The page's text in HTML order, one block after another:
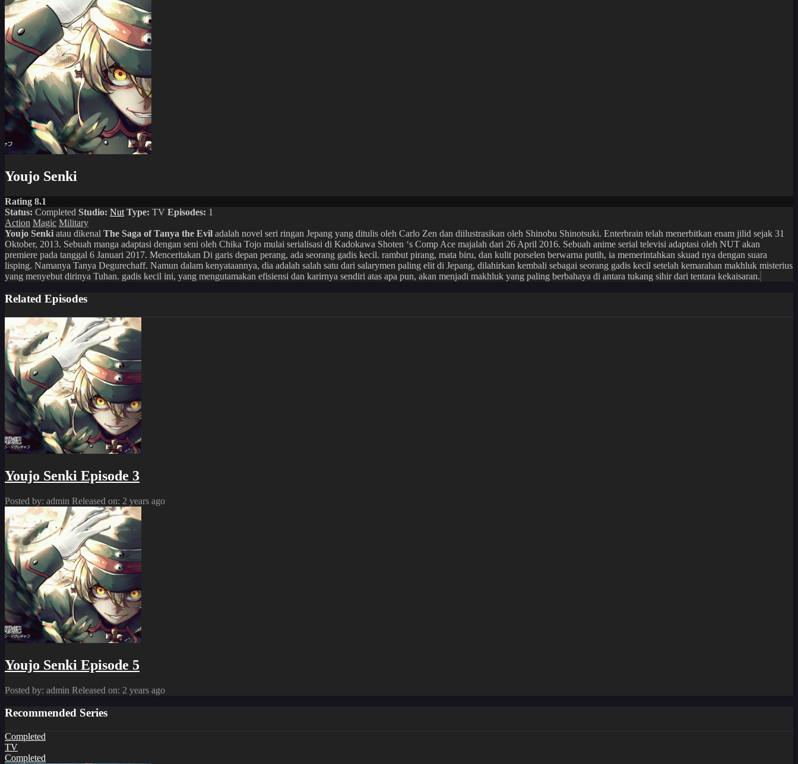
Youjo Senki
Rating 8.1
Status: Completed Studio: Nut Type: TV Episodes: 1
Action Magic Military
Youjo Senki atau dikenal The Saga of Tanya the Evil adalah novel seri ringan Jepang yang ditulis oleh Carlo Zen dan diilustrasikan oleh Shinobu Shinotsuki. Enterbrain telah menerbitkan enam jilid sejak 31
Oktober, 2013. Sebuah manga adaptasi dengan seni oleh Chika Tojo mulai serialisasi di Kadokawa Shoten ‘s Comp Ace majalah dari 26 April 2016. Sebuah anime serial televisi adaptasi oleh NUT akan
premiere pada tanggal 6 Januari 2017. Menceritakan Di garis depan perang, ada seorang gadis kecil. rambut pirang, mata biru, dan kulit porselen berwarna putih, ia memerintahkan skuad nya dengan suara
lisping. Namanya Tanya Degurechaff. Namun dalam kenyataannya, dia adalah salah satu dari salarymen paling elit di Jepang, dilahirkan kembali sebagai seorang gadis kecil setelah kemarahan makhluk misterius
yang menyebut dirinya Tuhan. gadis kecil ini, yang mengutamakan efisiensi dan karirnya sendiri atas apa pun, akan menjadi makhluk yang paling berbahaya di antara tukang sihir dari tentara kekaisaran.
Related Episodes
Youjo Senki Episode 3
Posted by: admin Released on: 2 years ago
Youjo Senki Episode 5
Posted by: admin Released on: 2 years ago
Recommended Series
Completed
TV
Completed